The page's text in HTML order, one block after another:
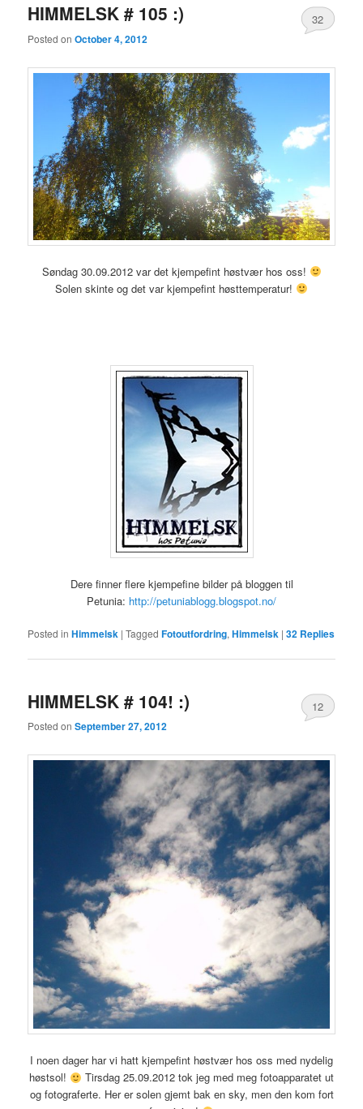
HIMMELSK # 105 :)
Posted onOctober 4, 2012
32
Søndag 30.09.2012 var det kjempefint høstvær hos oss!
Solen skinte og det var kjempefint høsttemperatur!
Dere finner flere kjempefine bilder på bloggen til
Petunia: http://petuniablogg.blogspot.no/
Posted in Himmelsk |Tagged Fotoutfordring,Himmelsk |32 Replies
HIMMELSK # 104! :)
Posted onSeptember 27, 2012
12
I noen dager har vi hatt kjempefint høstvær hos oss med nydelig
høstsol!
Tirsdag 25.09.2012 tok jeg med meg fotoapparatet ut
og fotograferte. Her er solen gjemt bak en sky, men den kom fort